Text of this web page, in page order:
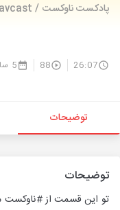
پادکست ناوکست / Navcast
26:07
88 5 سال پیش
توضیحات
توضیحات
تو این قسمت از #ناوکست